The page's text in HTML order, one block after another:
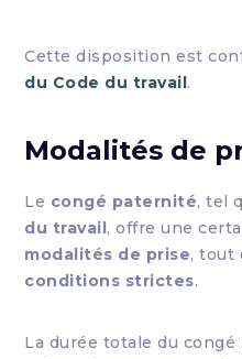
Cette disposition est
du Code du travail.
Modalités de
Le congé paternité, tel
du travail, offre une
modalités de prise, tout
conditions strictes.
La durée totale du